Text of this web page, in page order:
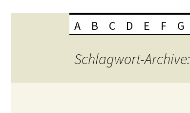
A B C D E F G
Schlagwort-